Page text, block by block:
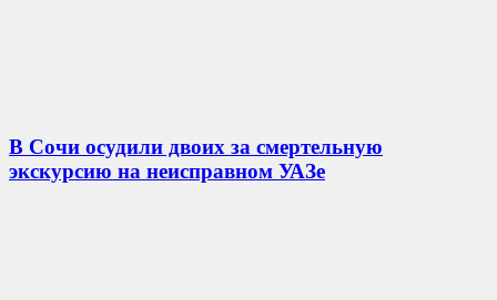
В Сочи осудили двоих за смертельную
экскурсию на неисправном УАЗе